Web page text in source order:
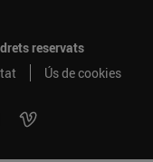
reservats
Ús de cookies